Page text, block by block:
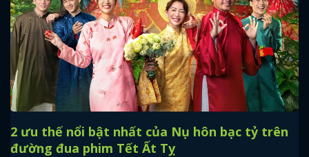
2 ưu thế nổi bật nhất của Nụ hôn bạc tỷ trên
đường đua phim Tết Ất Tỵ